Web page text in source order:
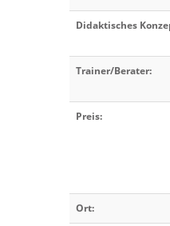
Didaktisches
Trainer/Berater:
Preis:
Ort: